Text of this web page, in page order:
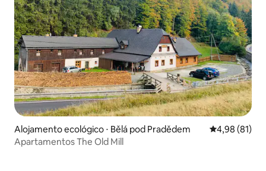
Alojamento ecológico ⋅ Bělá pod Pradědem 4,98 de uma
4,98 (81)
Apartamentos The Old Mill